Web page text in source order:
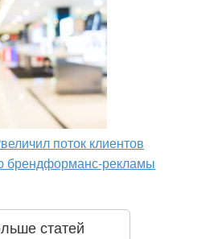
поток клиентов
брендформанс-рекламы
статей